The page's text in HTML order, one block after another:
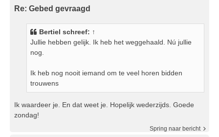
Re: Gebed gevraagd
Bertiel schreef: ↑
Jullie hebben gelijk. Ik heb het weggehaald. Nú jullie
nog.
Ik heb nog nooit iemand om te veel horen bidden
trouwens
Ik waardeer je. En dat weet je. Hopelijk wederzijds. Goede
zondag!
Spring naar bericht